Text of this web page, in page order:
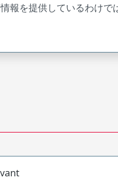
報を提供しているわけで